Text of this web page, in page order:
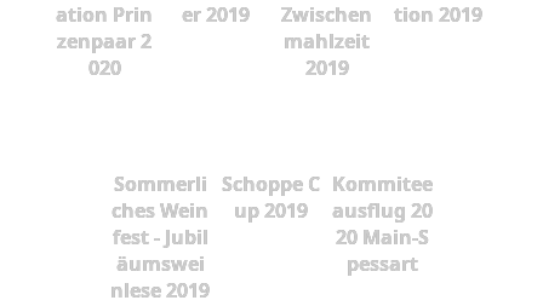
ation Prin
zenpaar 2
020
er 2019
Zwischen
mahlzeit
2019
tion 2019
Sommerli
ches Wein
fest - Jubil
äumswei
nlese 2019
Schoppe C
up 2019
Kommitee
ausflug 20
20 Main-S
pessart